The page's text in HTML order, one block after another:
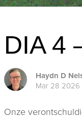
DIA 4
Haydn D
Mar 28 2026
Onze